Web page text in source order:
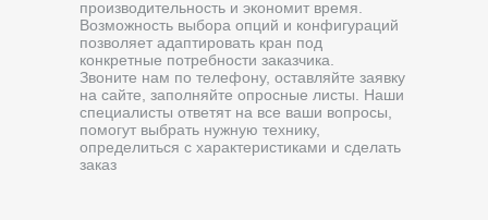
производительность и экономит время.
Возможность выбора опций и конфигураций
позволяет адаптировать кран под
конкретные потребности заказчика.
Звоните нам по телефону, оставляйте заявку
на сайте, заполняйте опросные листы. Наши
специалисты ответят на все ваши вопросы,
помогут выбрать нужную технику,
определиться с характеристиками и сделать
заказ